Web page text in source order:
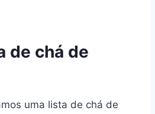
de chá de
uma lista de chá de